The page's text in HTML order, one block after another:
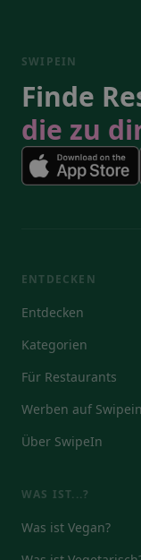
SWIPEIN
Finde
die zu
ENTDECKEN
Entdecken
Kategorien
Für Restaurants
Werben auf Swipein
Über SwipeIn
WAS IST...?
Was ist Vegan?